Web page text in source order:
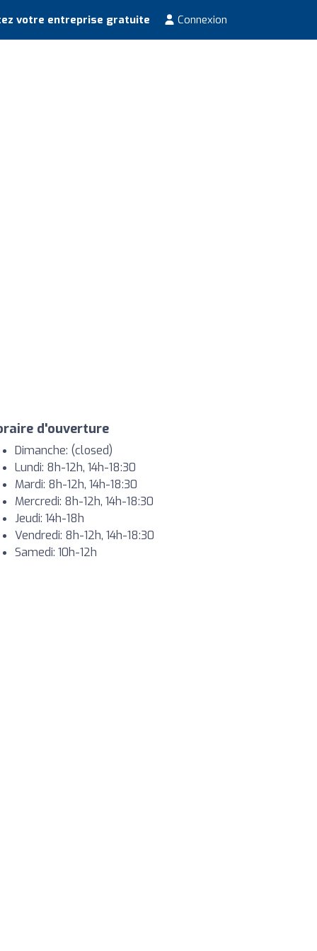
votre entreprise gratuite Connexion
d'ouverture
Dimanche: (closed)
Lundi: 8h-12h, 14h-18:30
Mardi: 8h-12h, 14h-18:30
Mercredi: 8h-12h, 14h-18:30
Jeudi: 14h-18h
Vendredi: 8h-12h, 14h-18:30
Samedi: 10h-12h